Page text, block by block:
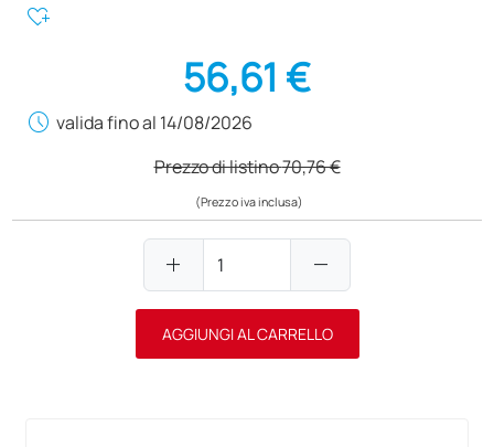
heart_plus
56,61 €
schedule valida fino al 14/08/2026
Prezzo di listino70,76 €
(Prezzo iva inclusa)
add remove
AGGIUNGI AL CARRELLO